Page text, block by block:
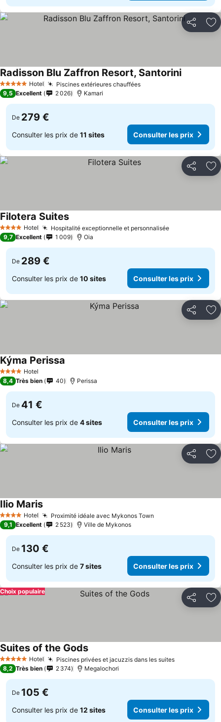
Partager
5 Étoiles Hotel Piscines extérieures chauffées
Radisson Blu Zaffron Resort, Santorini
9,5 Excellent 2 026 Kamari
De 279 €
Consulter les prix de 11 sites Consulter les prix
Partager
4 Étoiles Hotel Hospitalité exceptionnelle et personnalisée
Filotera Suites
9,7 Excellent 1 009 Oia
De 289 €
Consulter les prix de 10 sites Consulter les prix
Partager
4 Étoiles Hotel
Kýma Perissa
8,4 Très bien 40 Perissa
De 41 €
Consulter les prix de 4 sites Consulter les prix
Partager
4 Étoiles Hotel Proximité idéale avec Mykonos Town
Ilio Maris
9,1 Excellent 2 523 Ville de Mykonos
De 130 €
Consulter les prix de 7 sites Consulter les prix
Partager
Choix populaire
5 Étoiles Hotel Piscines privées et jacuzzis dans les suites
Suites of the Gods
8,2 Très bien 2 374 Megalochori
De 105 €
Consulter les prix de 12 sites Consulter les prix